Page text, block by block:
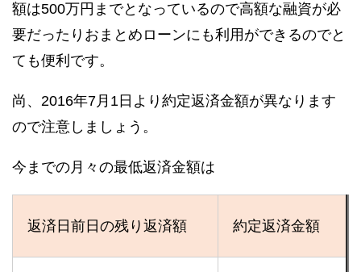
額は500万円までとなっているので高額な融資が必
要だったりおまとめローンにも利用ができるのでと
ても便利です。
尚、2016年7月1日より約定返済金額が異なります
ので注意しましょう。
今までの月々の最低返済金額は
返済日前日の残り返済額 約定返済金額